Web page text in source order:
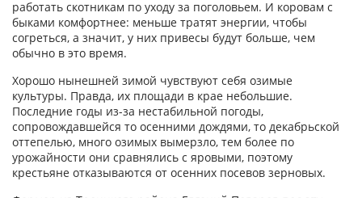
работать скотникам по уходу за поголовьем. И коровам с
быками комфортнее: меньше тратят энергии, чтобы
согреться, а значит, у них привесы будут больше, чем
обычно в это время.
Хорошо нынешней зимой чувствуют себя озимые
культуры. Правда, их площади в крае небольшие.
Последние годы из-за нестабильной погоды,
сопровождавшейся то осенними дождями, то декабрьской
оттепелью, много озимых вымерзло, тем более по
урожайности они сравнялись с яровыми, поэтому
крестьяне отказываются от осенних посевов зерновых.